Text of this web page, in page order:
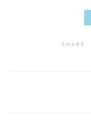
SHARE